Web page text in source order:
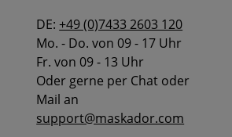
DE:+49 (0)7433 2603 120
Mo. - Do. von 09 - 17 Uhr
Fr. von 09 - 13 Uhr
Oder gerne per Chat oder
Mail an
support@maskador.com